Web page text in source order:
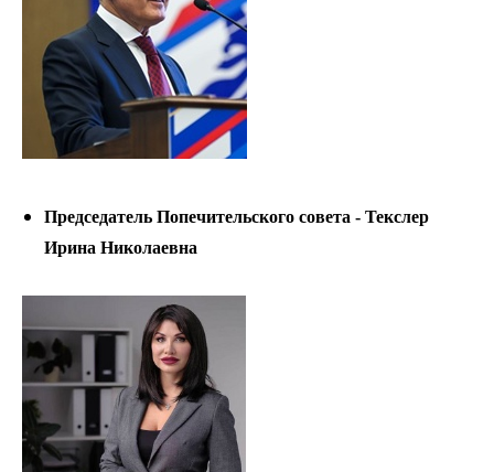
Председатель Попечительского совета - Текслер
Ирина Николаевна